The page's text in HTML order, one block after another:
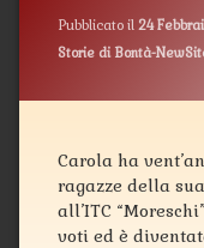
Pubblicato il 24
Categorie:
Storie di Bontà-
Carola ha
ragazze della
all’ITC
voti ed è